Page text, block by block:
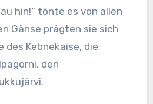
hin!“ tönte es von allen
Gänse prägten sie sich
des Kebnekaise, die
den